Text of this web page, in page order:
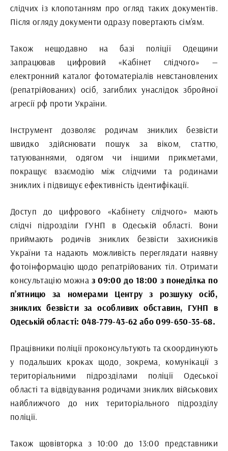
слідчих із клопотанням про огляд таких документів.
Після огляду документи одразу повертають сім’ям.
Також нещодавно на базі поліції Одещини
запрацював цифровий «Кабінет слідчого» —
електронний каталог фотоматеріалів невстановлених
(репатрійованих) осіб, загиблих унаслідок збройної
агресії рф проти України.
Інструмент дозволяє родичам зниклих безвісти
швидко здійснювати пошук за віком, статтю,
татуюваннями, одягом чи іншими прикметами,
покращує взаємодію між слідчими та родинами
зниклих і підвищує ефективність ідентифікації.
Доступ до цифрового «Кабінету слідчого» мають
слідчі підрозділи ГУНП в Одеській області. Вони
приймають родичів зниклих безвісти захисників
України та надають можливість переглядати наявну
фотоінформацію щодо репатрійованих тіл. Отримати
консультацію можна з 09:00 до 18:00 з понеділка по
п’ятницю за номерами Центру з розшуку осіб,
зниклих безвісти за особливих обставин, ГУНП в
Одеській області: 048-779-43-62 або 099-650-35-68.
Працівники поліції проконсультують та скоординують
у подальших кроках щодо, зокрема, комунікації з
територіальними підрозділами поліції Одеської
області та відвідування родичами зниклих військових
найближчого до них територіального підрозділу
поліції.
Також щовівторка з 10:00 до 13:00 представники